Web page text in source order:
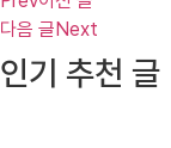
다음 글Next
인기 추천 글